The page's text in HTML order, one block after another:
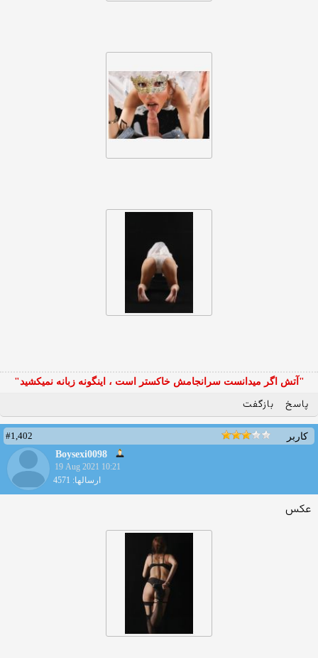
"آتش اگر ميدانست سرانجامش خاكستر است ، اينگونه زبانه نميكشيد"
پاسخ بازگفت
کاربر
#1,402
Boysexi0098
19 Aug 2021 10:21
ارسالها: 4571
عکس